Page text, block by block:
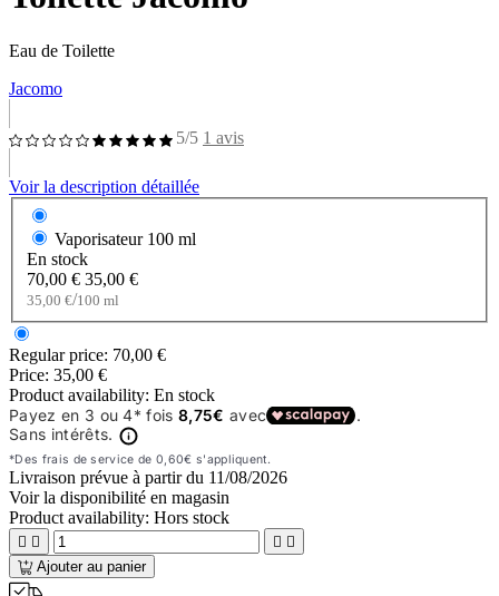
Eau de Toilette
Jacomo
5/5 1 avis
Voir la description détaillée
Vaporisateur 100 ml
En stock
70,00 € 35,00 €
35,00 €/100 ml
Regular price: 70,00 €
Price: 35,00 €
Product availability: En stock
Livraison prévue à partir du 11/08/2026
Voir la disponibilité en magasin
Product availability: Hors stock
   
Ajouter au panier